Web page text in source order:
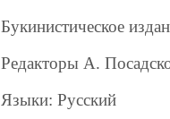
Букинистическое
Редакторы А.
Языки: Русский